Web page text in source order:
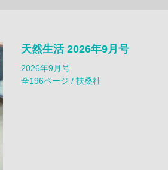
天然生活 2026年9月号
2026年9月号
全196ページ / 扶桑社